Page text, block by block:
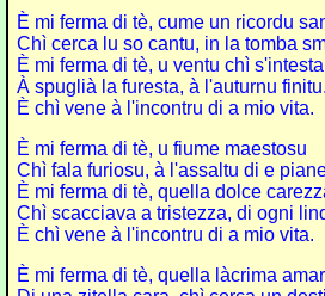
È mi ferma di tè, cume un ricordu
Chì cerca lu so cantu, in la tomba
È mi ferma di tè, u ventu chì s'intesta
À spuglià la furesta, à l'auturnu finitu.
È chì vene à l'incontru di a mio vita.
È mi ferma di tè, u fiume maestosu
Chì fala furiosu, à l'assaltu di e
È mi ferma di tè, quella dolce
Chì scacciava a tristezza, di ogni
È chì vene à l'incontru di a mio vita.
È mi ferma di tè, quella làcrima